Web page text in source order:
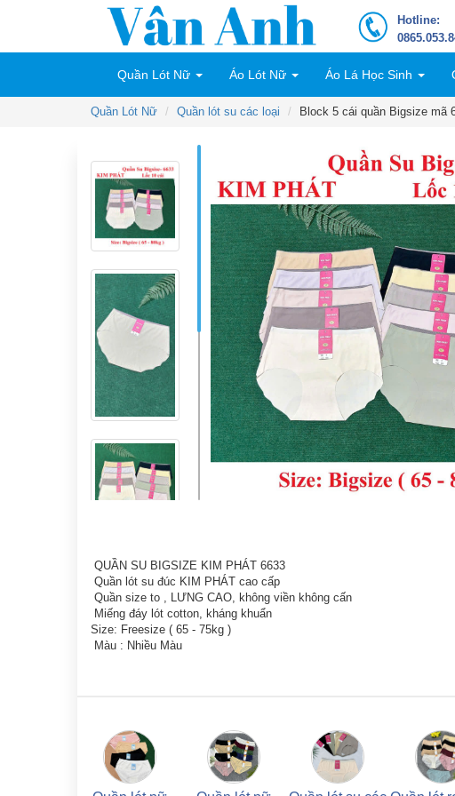
Hotline:
Quần Lót Nữ Áo Lót Nữ Áo Lá Học Sinh
Quần Lót Nữ Quần lót su các loại Block 5 cái quần Bigsize mã
QUẦN SU BIGSIZE KIM PHÁT 6633
Quần lót su đúc KIM PHÁT cao cấp
Quần size to , LƯNG CAO, không viền không cấn
Miếng đáy lót cotton, kháng khuẩn
Size: Freesize ( 65 - 75kg )
Màu : Nhiều Màu